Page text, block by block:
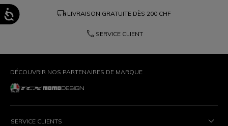
local_shipping LIVRAISON GRATUITE DÈS 200 CHF
phone SERVICE CLIENT
DÉCOUVRIR NOS PARTENAIRES DE MARQUE
SERVICE CLIENTS